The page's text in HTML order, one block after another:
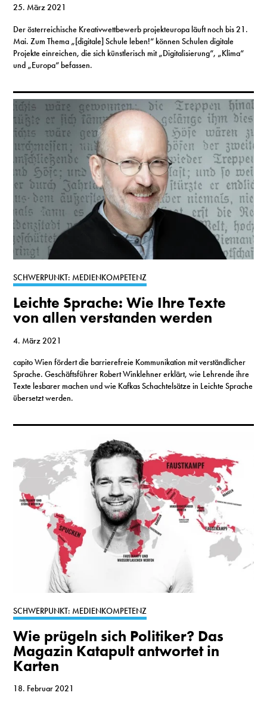
25. März 2021
Der österreichische Kreativwettbewerb projekteuropa läuft noch bis 21.
Mai. Zum Thema „[digitale] Schule leben!“ können Schulen digitale
Projekte einreichen, die sich künstlerisch mit „Digitalisierung“, „Klima“
und „Europa“ befassen.
SCHWERPUNKT: MEDIENKOMPETENZ
Leichte Sprache: Wie Ihre Texte
von allen verstanden werden
4. März 2021
capito Wien fördert die barrierefreie Kommunikation mit verständlicher
Sprache. Geschäftsführer Robert Winklehner erklärt, wie Lehrende ihre
Texte lesbarer machen und wie Kafkas Schachtelsätze in Leichte Sprache
übersetzt werden.
SCHWERPUNKT: MEDIENKOMPETENZ
Wie prügeln sich Politiker? Das
Magazin Katapult antwortet in
Karten
18. Februar 2021